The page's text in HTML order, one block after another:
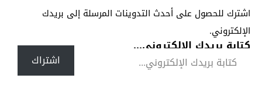
اشترك للحصول على أحدث التدوينات المرسلة إلى بريدك
الإلكتروني.
كتابة بريدك الإلكتروني...
اشتراك